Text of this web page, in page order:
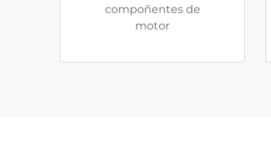
compoñentes de
motor